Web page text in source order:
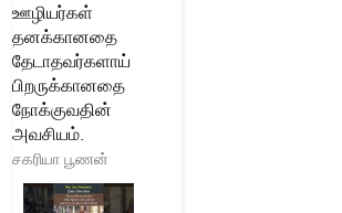
ஊழியர்கள்
தனக்கானதை
தேடாதவர்களாய்
பிறருக்கானதை
நோக்குவதின்
அவசியம்.
சகரியா பூணன்